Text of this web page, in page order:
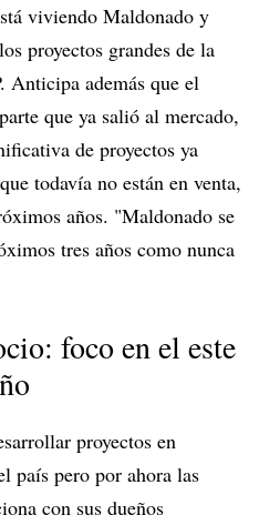
viviendo Maldonado y
proyectos grandes de la
Anticipa además que el
que ya salió al mercado,
de proyectos ya
todavía no están en venta,
años. "Maldonado se
tres años como nunca
foco en el este
proyectos en
país pero por ahora las
con sus dueños